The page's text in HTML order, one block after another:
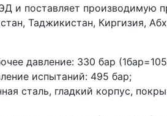
и поставляет производимую
Таджикистан, Киргизия,
давление: 330 бар
испытаний: 495 бар;
сталь, гладкий корпус,